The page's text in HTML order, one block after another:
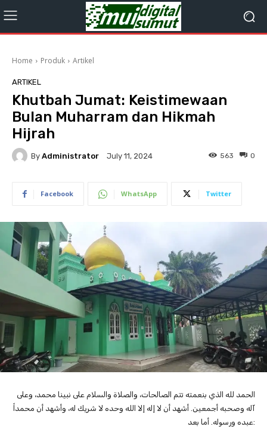
Home Produk Artikel
ARTIKEL
Khutbah Jumat: Keistimewaan
Bulan Muharram dan Hikmah
Hijrah
By Administrator July 11, 2024 0
563
Facebook WhatsApp Twitter
الحمد لله الذي بنعمته تتم الصالحات، والصلاة والسلام على نبينا محمد، وعلى
آله وصحبه أجمعين. أشهد أن لا إله إلا الله وحده لا شريك له، وأشهد أن محمداً
عبده ورسوله. أما بعد: